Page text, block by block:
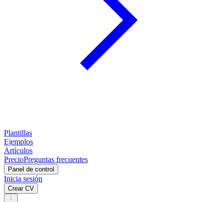
Plantillas
Ejemplos
Artículos
PrecioPreguntas frecuentes
Panel de control
Inicia sesión
Crear CV